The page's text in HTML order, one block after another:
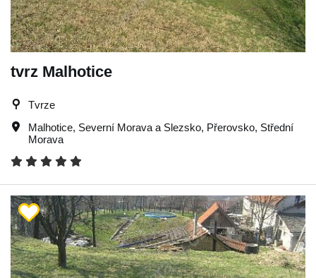
tvrz Malhotice
Tvrze
Malhotice, Severní Morava a Slezsko, Přerovsko, Střední
Morava